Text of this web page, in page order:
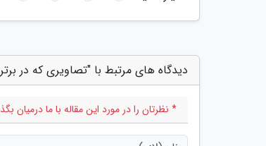
دیدگاه های مرتبط با "تصاویری که در
* نظرتان را در مورد این مقاله با ما درمیان